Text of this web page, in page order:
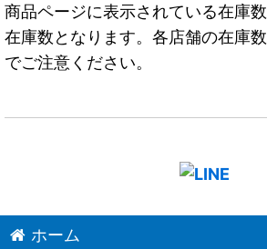
商品ページに表示されている在庫
在庫数となります。各店舗の在庫
でご注意ください。
ホーム